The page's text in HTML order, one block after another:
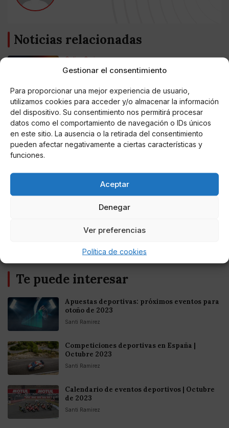
Gestionar el consentimiento
Para proporcionar una mejor experiencia de usuario,
utilizamos cookies para acceder y/o almacenar la información
del dispositivo. Su consentimiento nos permitirá procesar
datos como el comportamiento de navegación o IDs únicos
en este sitio. La ausencia o la retirada del consentimiento
pueden afectar negativamente a ciertas características y
funciones.
Aceptar
Denegar
Ver preferencias
Política de cookies
Noticias relacionadas
Online Casino
Mejores Cripto Casinos Online en
Colombia 2025: Bitcoin Casinos
Online Casino
Mejores Casinos Online con Bitcoin y
Criptomonedas en Argentina 2025
Online Casino
Entretenimiento
Fortnite regresa para iOS en la Unión
Te puede interesar
Apuestas deportivas: próximos eventos para
otoño de 2023
Santi Ramirez
Competiciones deportivas en España |
Octubre 2023
Santi Ramirez
Calendario de eventos deportivos | Octubre
de 2023
Santi Ramirez